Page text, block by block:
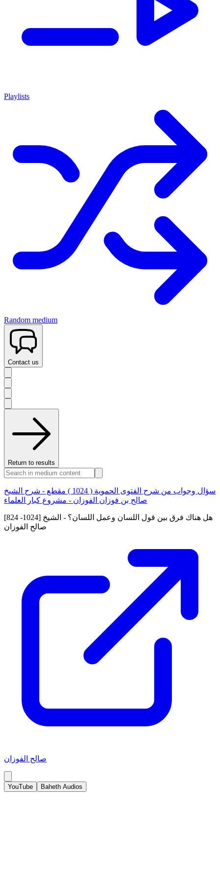
Playlists
Random medium
Contact us
Return to results
سؤال وجواب من شرح الفتوى الحموية ( 1024 ) مقطع - شرح الشيخ
صالح بن فوزان الفوزان - مشروع كبار العلماء
[824 -1024] هل هناك فرق بين قول اللسان وعمل اللسان؟ - الشيخ
صالح الفوزان
صالح الفوزان
YouTube Baheth Audios